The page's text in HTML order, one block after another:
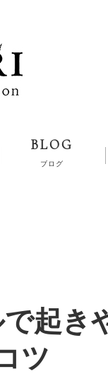
BLOG
ブログ
起き
ツ